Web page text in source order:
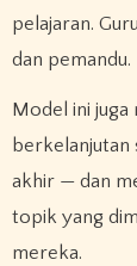
pelajaran.
dan pemandu.
Model ini
berkelanjutan
akhir — dan
topik yang
mereka.